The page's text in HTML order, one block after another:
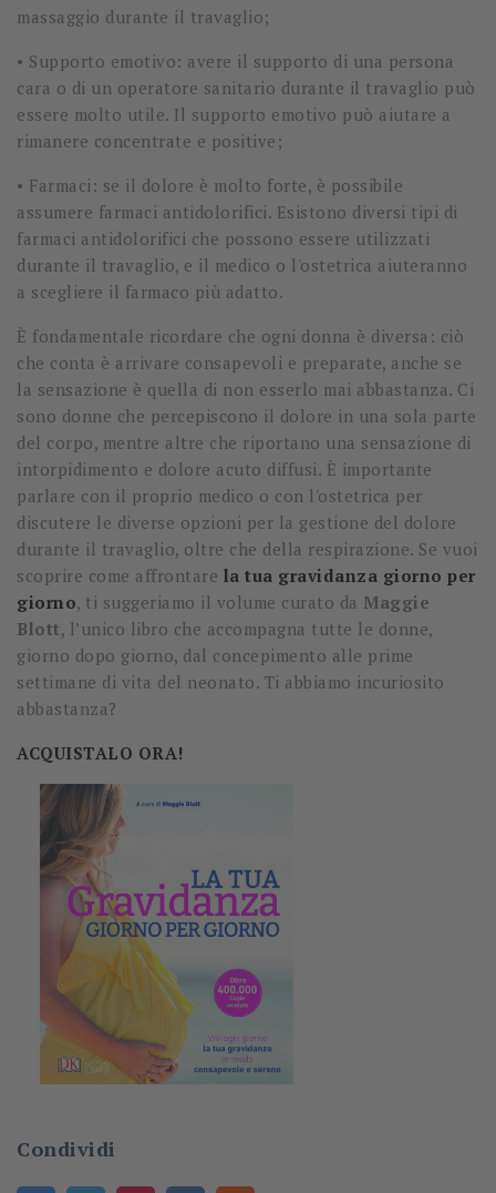
massaggio durante il travaglio;
• Supporto emotivo: avere il supporto di una persona
cara o di un operatore sanitario durante il travaglio può
essere molto utile. Il supporto emotivo può aiutare a
rimanere concentrate e positive;
• Farmaci: se il dolore è molto forte, è possibile
assumere farmaci antidolorifici. Esistono diversi tipi di
farmaci antidolorifici che possono essere utilizzati
durante il travaglio, e il medico o l'ostetrica aiuteranno
a scegliere il farmaco più adatto.
È fondamentale ricordare che ogni donna è diversa: ciò
che conta è arrivare consapevoli e preparate, anche se
la sensazione è quella di non esserlo mai abbastanza. Ci
sono donne che percepiscono il dolore in una sola parte
del corpo, mentre altre che riportano una sensazione di
intorpidimento e dolore acuto diffusi. È importante
parlare con il proprio medico o con l'ostetrica per
discutere le diverse opzioni per la gestione del dolore
durante il travaglio, oltre che della respirazione. Se vuoi
scoprire come affrontare la tua gravidanza giorno per
giorno, ti suggeriamo il volume curato da Maggie
Blott, l’unico libro che accompagna tutte le donne,
giorno dopo giorno, dal concepimento alle prime
settimane di vita del neonato. Ti abbiamo incuriosito
abbastanza?
ACQUISTALO ORA!
Condividi